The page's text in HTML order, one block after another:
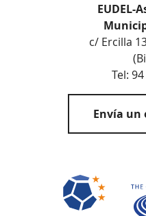
EUDEL-
c/ Ercilla
Tel:
Envía un